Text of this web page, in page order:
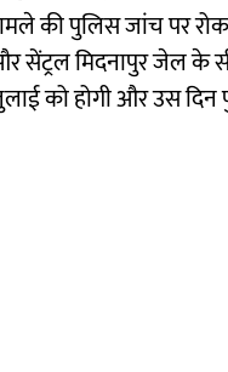
की पुलिस जांच पर
मिदनापुर जेल के
को होगी और उस दिन